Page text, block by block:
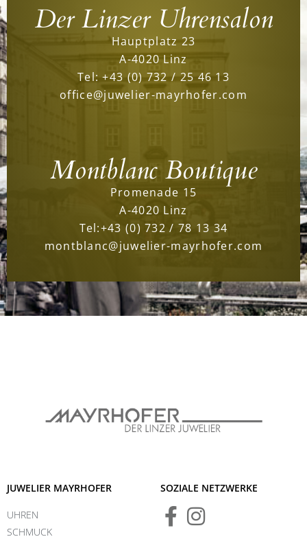
Der Linzer Uhrensalon
Hauptplatz 23
A-4020 Linz
Tel:+43 (0) 732 / 25 46 13
office@juwelier-mayrhofer.com
Montblanc Boutique
Promenade 15
A-4020 Linz
Tel:+43 (0) 732 / 78 13 34
montblanc@juwelier-mayrhofer.com
JUWELIER MAYRHOFER
UHREN
SCHMUCK
SOZIALE NETZWERKE